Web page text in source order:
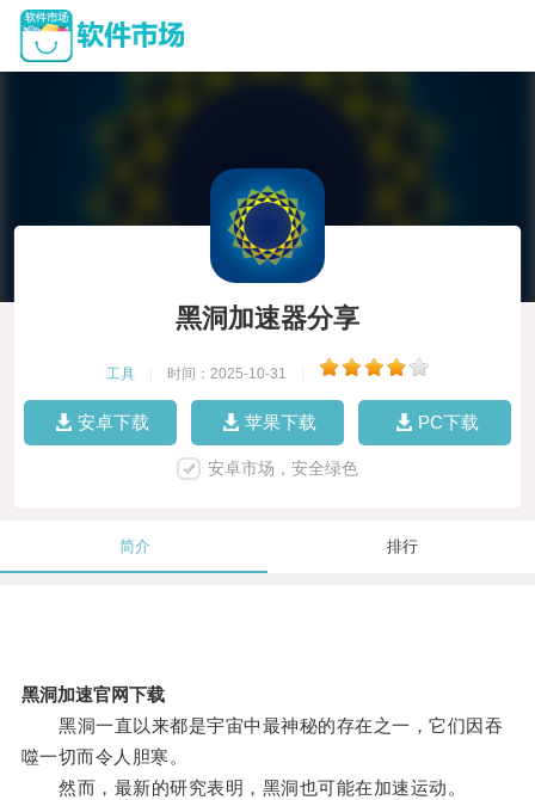
黑洞加速器分享
工具 时间：2025-10-31
安卓下载 苹果下载 PC下载
安卓市场，安全绿色
简介 排行
黑洞加速官网下载
黑洞一直以来都是宇宙中最神秘的存在之一，它们因吞
噬一切而令人胆寒。
然而，最新的研究表明，黑洞也可能在加速运动。